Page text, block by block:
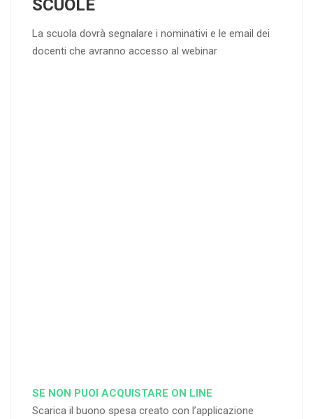
SCUOLE
La scuola dovrà segnalare i nominativi e le email dei
docenti che avranno accesso al webinar
SE NON PUOI ACQUISTARE ON LINE
Scarica il buono spesa creato con l’applicazione